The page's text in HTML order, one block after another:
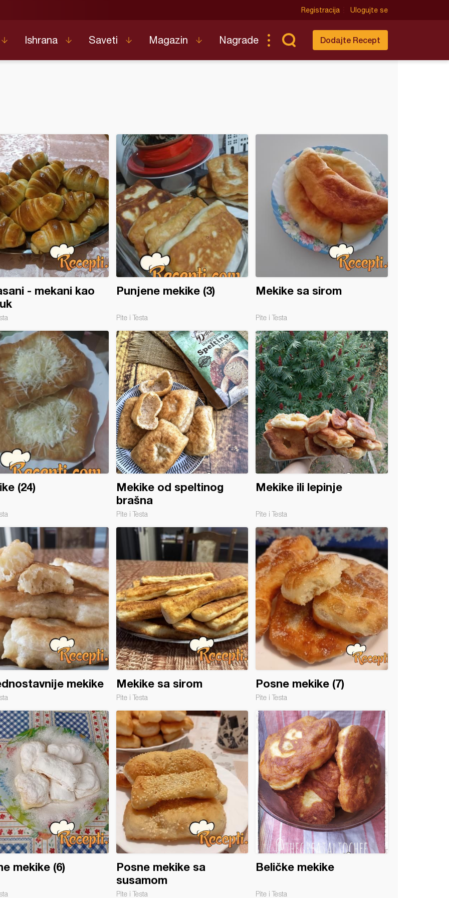
Registracija Ulogujte se
Ishrana Saveti Magazin Nagrade Dodajte Recept
- mekani kao
Punjene mekike (3)
Pite i Testa
Mekike sa sirom
Pite i Testa
(24)
Mekike od speltinog
brašna
Pite i Testa
Mekike ili lepinje
Pite i Testa
mekike Mekike sa sirom
Pite i Testa
Posne mekike (7)
Pite i Testa
mekike (6)
Posne mekike sa
susamom
Pite i Testa
Beličke mekike
Pite i Testa